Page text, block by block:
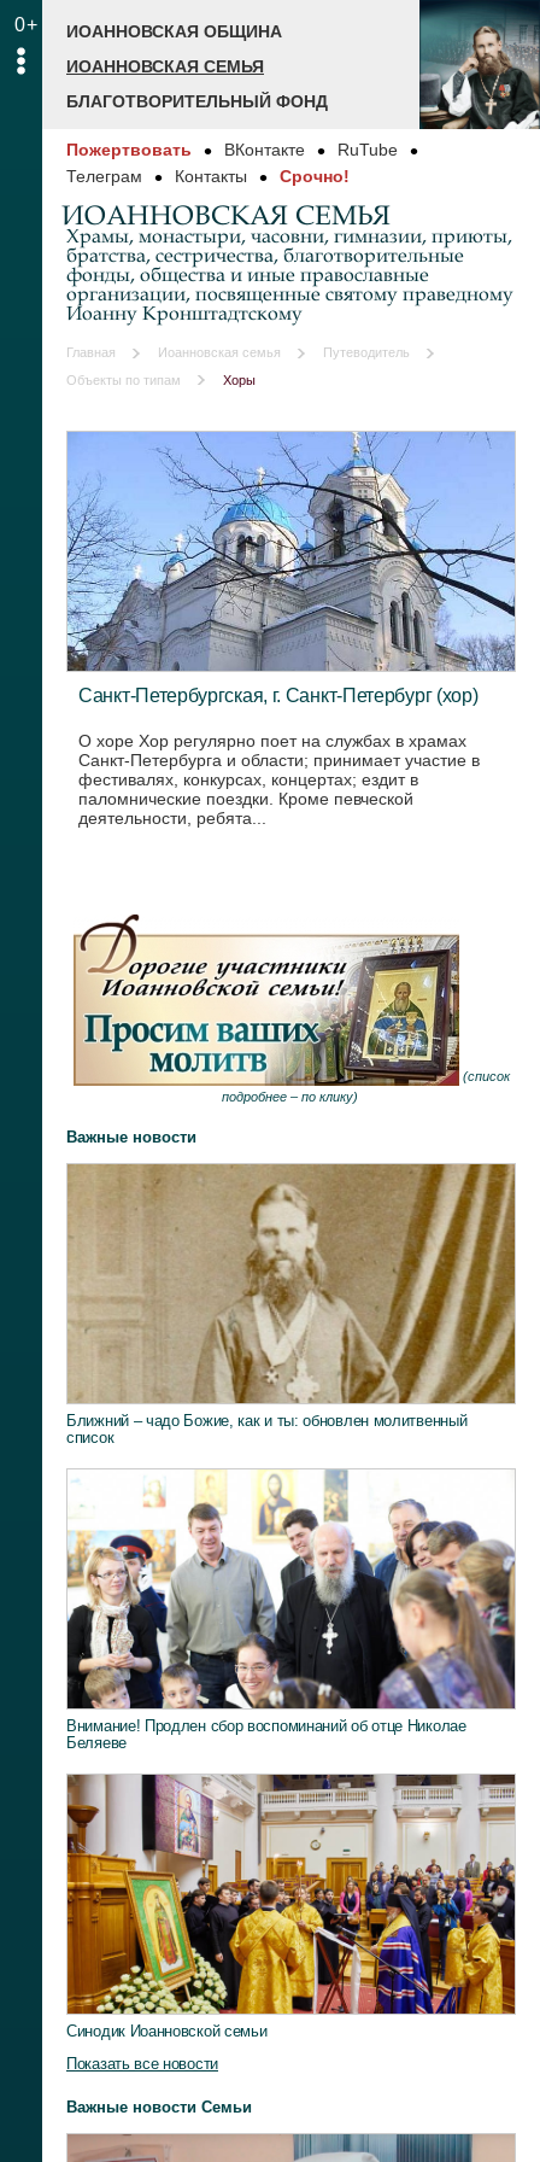
0+
ИОАННОВСКАЯ ОБЩИНА
ИОАННОВСКАЯ СЕМЬЯ
БЛАГОТВОРИТЕЛЬНЫЙ ФОНД
Пожертвовать ВКонтакте
RuTube
Телеграм
Контакты Срочно!
ИОАННОВСКАЯ СЕМЬЯ
Храмы, монастыри, часовни, гимназии, приюты,
братства, сестричества, благотворительные
фонды, общества и иные православные
организации, посвященные святому праведному
Иоанну Кронштадтскому
Главная Иоанновская семья
Путеводитель
Объекты по типам
Хоры
Санкт-Петербургская, г. Санкт-Петербург (хор)
О хоре Хор регулярно поет на службах в храмах
Санкт-Петербурга и области; принимает участие в
фестивалях, конкурсах, концертах; ездит в
паломнические поездки. Кроме певческой
деятельности, ребята...
(список
подробнее – по клику)
Важные новости
Ближний – чадо Божие, как и ты: обновлен молитвенный
список
Внимание! Продлен сбор воспоминаний об отце Николае
Беляеве
Синодик Иоанновской семьи
Показать все новости
Важные новости Семьи